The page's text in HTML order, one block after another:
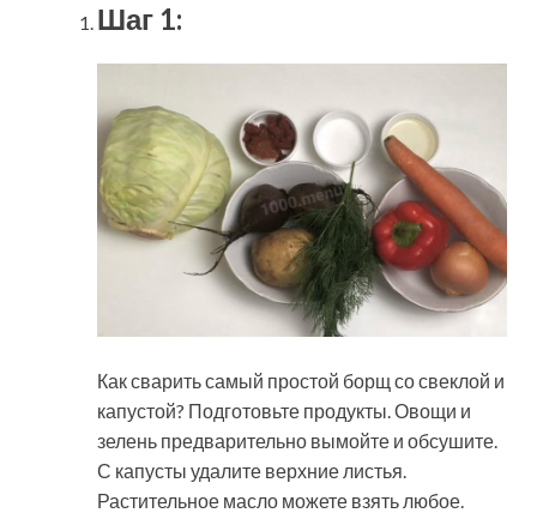
Шаг 1:
Как сварить самый простой борщ со свеклой и
капустой? Подготовьте продукты. Овощи и
зелень предварительно вымойте и обсушите.
С капусты удалите верхние листья.
Растительное масло можете взять любое.